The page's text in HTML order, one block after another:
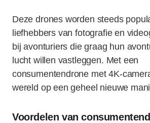
Deze drones worden steeds
liefhebbers van fotografie en
bij avonturiers die graag hun
lucht willen vastleggen. Met een
consumentendrone met 4K-
wereld op een geheel nieuwe
Voordelen van